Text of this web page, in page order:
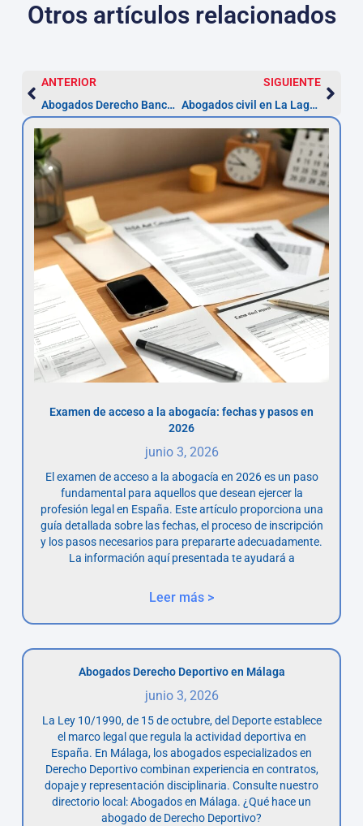
Otros artículos relacionados
ANTERIOR
Abogados Derecho Bancario en La Laguna: reclama gastos
SIGUIENTE
Abogados civil en La Laguna: guía rápida y plazos clave
Examen de acceso a la abogacía: fechas y pasos en
2026
junio 3, 2026
El examen de acceso a la abogacía en 2026 es un paso
fundamental para aquellos que desean ejercer la
profesión legal en España. Este artículo proporciona una
guía detallada sobre las fechas, el proceso de inscripción
y los pasos necesarios para prepararte adecuadamente.
La información aquí presentada te ayudará a
Leer más >
Abogados Derecho Deportivo en Málaga
junio 3, 2026
La Ley 10/1990, de 15 de octubre, del Deporte establece
el marco legal que regula la actividad deportiva en
España. En Málaga, los abogados especializados en
Derecho Deportivo combinan experiencia en contratos,
dopaje y representación disciplinaria. Consulte nuestro
directorio local: Abogados en Málaga. ¿Qué hace un
abogado de Derecho Deportivo?